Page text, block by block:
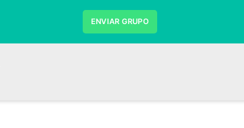
ENVIAR GRUPO